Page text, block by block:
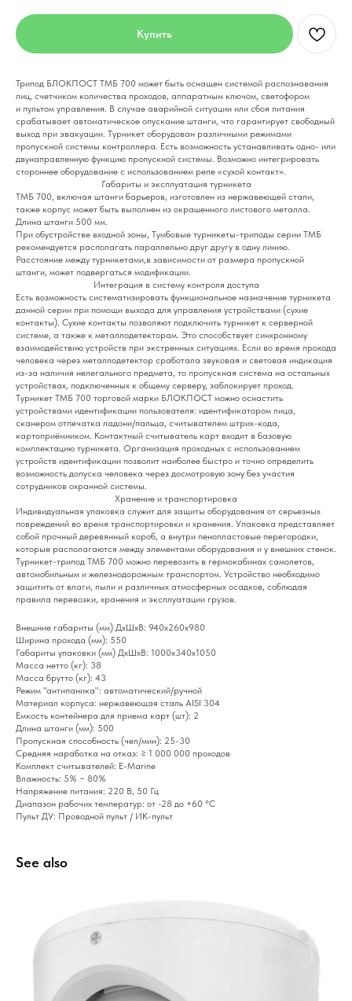
Купить
Трипод БЛОКПОСТ ТМБ 700 может быть оснащен системой распознавания
лиц, счетчиком количества проходов, аппаратным ключом, светофором
и пультом управления. В случае аварийной ситуации или сбоя питания
срабатывает автоматическое опускание штанги, что гарантирует свободный
выход при эвакуации. Турникет оборудован различными режимами
пропускной системы контроллера. Есть возможность устанавливать одно- или
двунаправленную функцию пропускной системы. Возможно интегрировать
стороннее оборудование с использованием реле «сухой контакт».
Габариты и эксплуатация турникета
ТМБ 700, включая штанги барьеров, изготовлен из нержавеющей стали,
также корпус может быть выполнен из окрашенного листового металла.
Длина штанги 500 мм.
При обустройстве входной зоны, Тумбовые турникеты-триподы серии ТМБ
рекомендуется располагать параллельно друг другу в одну линию.
Расстояние между турникетами,в зависимости от размера пропускной
штанги, может подвергаться модификации.
Интеграция в систему контроля доступа
Есть возможность систематизировать функциональное назначение турникета
данной серии при помощи выхода для управления устройствами (сухие
контакты). Сухие контакты позволяют подключить турникет к серверной
системе, а также к металлодетекторам. Это способствует синхронному
взаимодействию устройств при экстренных ситуациях. Если во время прохода
человека через металлодетектор сработала звуковая и световая индикация
из-за наличия нелегального предмета, то пропускная система на остальных
устройствах, подключенных к общему серверу, заблокирует проход.
Турникет ТМБ 700 торговой марки БЛОКПОСТ можно оснастить
устройствами идентификации пользователя: идентификатором лица,
сканером отпечатка ладони/пальца, считывателем штрих-кода,
картоприёмником. Контактный считыватель карт входит в базовую
комплектацию турникета. Организация проходных с использованием
устройств идентификации позволит наиболее быстро и точно определить
возможность допуска человека через досмотровую зону без участия
сотрудников охранной системы.
Хранение и транспортировка
Индивидуальная упаковка служит для защиты оборудования от серьезных
повреждений во время транспортировки и хранения. Упаковка представляет
собой прочный деревянный короб, а внутри пенопластовые перегородки,
которые располагаются между элементами оборудования и у внешних стенок.
Турникет-трипод ТМБ 700 можно перевозить в гермокабинах самолетов,
автомобильным и железнодорожным транспортом. Устройство необходимо
защитить от влаги, пыли и различных атмосферных осадков, соблюдая
правила перевозки, хранения и эксплуатации грузов.
Внешние габариты (мм) ДхШхВ: 940х260х980
Ширина прохода (мм): 550
Габариты упаковки (мм) ДхШхВ: 1000х340х1050
Масса нетто (кг): 38
Масса брутто (кг): 43
Режим "антипаника": автоматический/ручной
Материал корпуса: нержавеющая сталь AISI 304
Емкость контейнера для приема карт (шт): 2
Длина штанги (мм): 500
Пропускная способность (чел/мин): 25-30
Средняя наработка на отказ: ≥ 1 000 000 проходов
Комплект считывателей: E-Marine
Влажность: 5% ~ 80%
Напряжение питания: 220 В, 50 Гц
Диапазон рабочих температур: от -28 до +60 °C
Пульт ДУ: Проводной пульт / ИК-пульт
See also